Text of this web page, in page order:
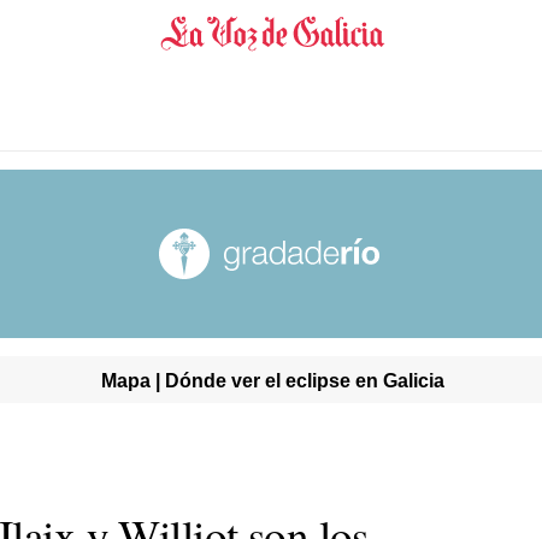
Mapa | Dónde ver el eclipse en Galicia